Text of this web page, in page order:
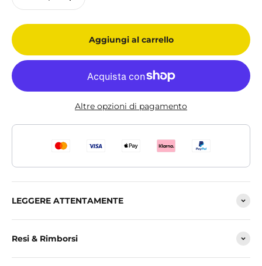
Aggiungi al carrello
Altre opzioni di pagamento
LEGGERE ATTENTAMENTE
Resi & Rimborsi